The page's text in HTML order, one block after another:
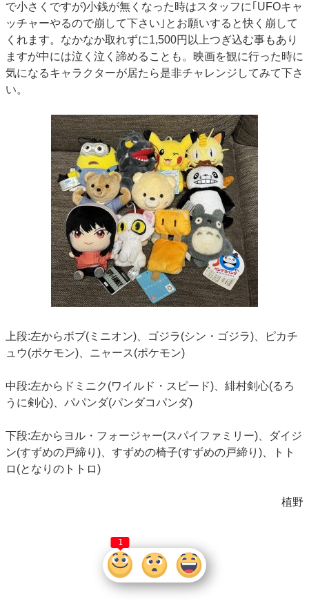
で小さくですが)小銭が無くなった時はスタッフに｢UFOキャ
ッチャーやるので崩して下さい｣とお願いすると快く崩して
くれます。なかなか取れずに1,500円以上つぎ込む事もあり
ますが中には泣く泣く諦めることも。映画を観に行った時に
気になるキャラクターが居たら是非チャレンジしてみて下さ
い。
上段:左からボブ(ミニオン)、ゴジラ(シン・ゴジラ)、ピカチ
ュウ(ポケモン)、ニャース(ポケモン)
中段:左からドミニク(ワイルド・スピード)、緋村剣心(るろ
うに剣心)、パパンダ(パンダコパンダ)
下段:左からヨル・フォージャー(スパイファミリー)、ダイジ
ン(すずめの戸締り)、すずめの椅子(すずめの戸締り)、トト
ロ(となりのトトロ)
植野
1